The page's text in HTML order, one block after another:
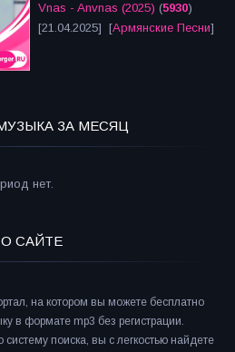
Vnas - Anvnas (2025) (5930)
[21.04.2025] [Армянские Песни]
ЗА МЕСЯЦ
нет.
О САЙТЕ
на котором вы можете бесплатно
в формате mp3 без регистрации.
поиска, вы с легкостью найдете